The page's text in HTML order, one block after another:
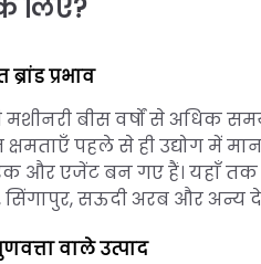
लिए?
प्रभाव
मशीनरी बीस वर्षों से अधिक
क्षमताएँ पहले से ही उद्योग
और एजेंट बन गए हैं। यहाँ तक
सऊदी अरब और अन्य
वाले उत्पाद